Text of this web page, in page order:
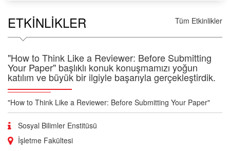
ETKINLIKLER Tüm Etkinlikler
"How to Think Like a Reviewer: Before Submitting
Your Paper" başlıklı konuk konuşmamızı yoğun
katılım ve büyük bir ilgiyle başarıyla gerçekleştirdik.
"How to Think Like a Reviewer: Before Submitting Your Paper"
Sosyal Bilimler Enstitüsü
İşletme Fakültesi